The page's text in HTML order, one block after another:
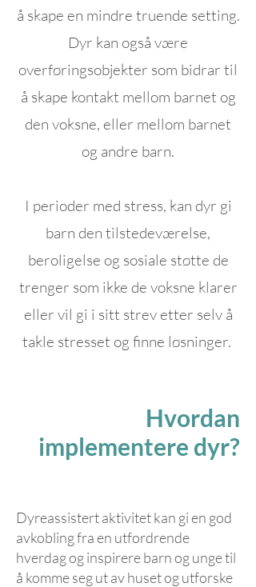
å skape en mindre truende setting.
Dyr kan også være
overføringsobjekter som bidrar til
å skape kontakt mellom barnet og
den voksne, eller mellom barnet
og andre barn.
I perioder med stress, kan dyr gi
barn den tilstedeværelse,
beroligelse og sosiale støtte de
trenger som ikke de voksne klarer
eller vil gi i sitt strev etter selv å
takle stresset og finne løsninger.
Hvordan
implementere dyr?
Dyreassistert aktivitet kan gi en god
avkobling fra en utfordrende
hverdag og inspirere barn og unge til
å komme seg ut av huset og utforske